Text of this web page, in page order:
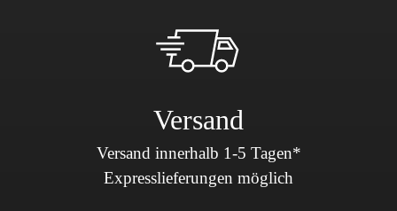
Versand
Versand innerhalb 1-5 Tagen*
Expresslieferungen möglich